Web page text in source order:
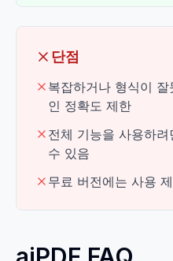
단점
복잡하거나 형식이
인 정확도 제한
전체 기능을 사용하
수 있음
무료 버전에는 사용